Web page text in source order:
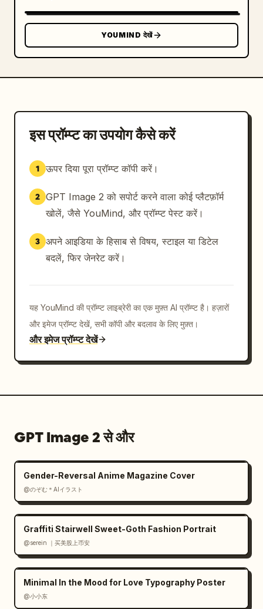
YOUMIND देखें
इस प्रॉम्प्ट का उपयोग कैसे करें
1 ऊपर दिया पूरा प्रॉम्प्ट कॉपी करें।
2 GPT Image 2 को सपोर्ट करने वाला कोई प्लैटफ़ॉर्म
खोलें, जैसे YouMind, और प्रॉम्प्ट पेस्ट करें।
3 अपने आइडिया के हिसाब से विषय, स्टाइल या डिटेल
बदलें, फिर जेनरेट करें।
यह YouMind की प्रॉम्प्ट लाइब्रेरी का एक मुफ़्त AI प्रॉम्प्ट है। हज़ारों
और इमेज प्रॉम्प्ट देखें, सभी कॉपी और बदलाव के लिए मुफ़्त।
और इमेज प्रॉम्प्ट देखें
GPT Image 2 से और
Gender-Reversal Anime Magazine Cover
@のぞむ＊AIイラスト
Graffiti Stairwell Sweet-Goth Fashion Portrait
@serein ｜买美股上币安
Minimal In the Mood for Love Typography Poster
@小小东